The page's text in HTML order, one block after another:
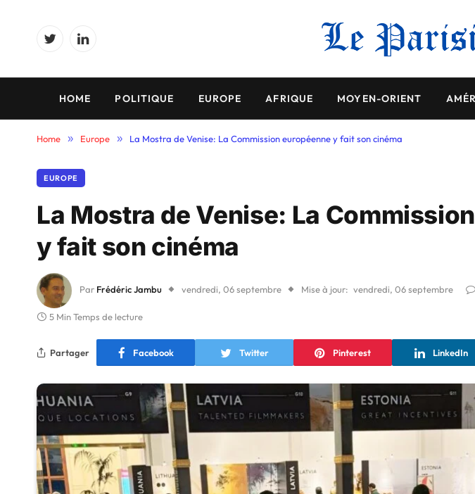
TwitterLinkedIn
HOME POLITIQUE EUROPE AFRIQUE MOYEN-ORIENT
Home » Europe » La Mostra de Venise: La Commission européenne y fait son cinéma
EUROPE
La Mostra de Venise: La
y fait son cinéma
Par Frédéric Jambu vendredi, 06 septembre Mise à jour: vendredi, 06 septembre
5 Min Temps de lecture
Partager Facebook Twitter Pinterest LinkedIn